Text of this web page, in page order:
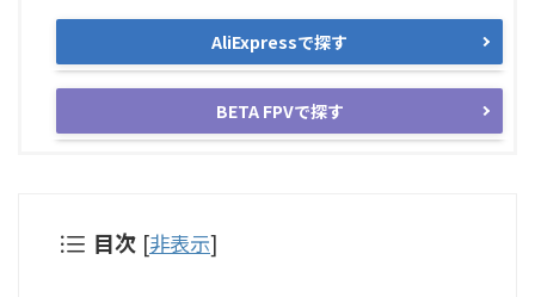
AliExpressで探す
BETA FPVで探す
目次 [非表示]